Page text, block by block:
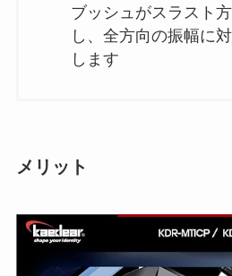
ブッシュがスラスト
し、全方向の振幅に
します
メリット